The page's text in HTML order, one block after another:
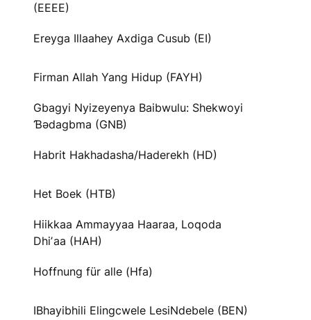
(EEEE)
Ereyga Illaahey Axdiga Cusub (EI)
Firman Allah Yang Hidup (FAYH)
Gbagyi Nyizeyenya Baibwulu: Shekwoyi
Ɓədagbma (GNB)
Habrit Hakhadasha/Haderekh (HD)
Het Boek (HTB)
Hiikkaa Ammayyaa Haaraa, Loqoda
Dhiʼaa (HAH)
Hoffnung für alle (Hfa)
IBhayibhili Elingcwele LesiNdebele (BEN)